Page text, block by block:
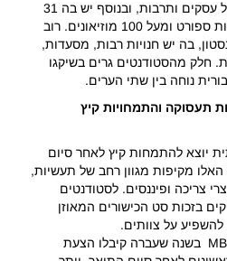
קרובה לשיקגו שהינה מרכז של עסקים ותרבות, ובנוסף יש בה 31
חופים, 600 פארקים, 8 קבוצות ספורט ומעל 100 מוזיאונים. רוב
בה יש חנויות רבות, מסעדות,
חלק מהסטודנטים גרים בשיקגו
נוחה בין שתי הערים.
תעסוקה והתמחויות קיץ
יוצא להתמחות קיץ לאחר סיום
מקיפות מגוון רחב של תעשיות,
צריכה ופיננסים. לסטודנטים
בזכות סט הכישורים המאוזן
על צוותים.
95% מכלל בוגרי תוכנית ה-MBA בשנה שעברה קיבלו הצעת